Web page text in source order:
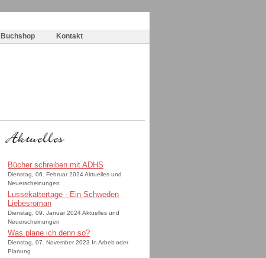
Buchshop Kontakt
Bücher schreiben mit ADHS
Dienstag, 06. Februar 2024 Aktuelles und
Neuerscheinungen
Lussekattertage - Ein Schweden
Liebesroman
Dienstag, 09. Januar 2024 Aktuelles und
Neuerscheinungen
Was plane ich denn so?
Dienstag, 07. November 2023 In Arbeit oder
Planung